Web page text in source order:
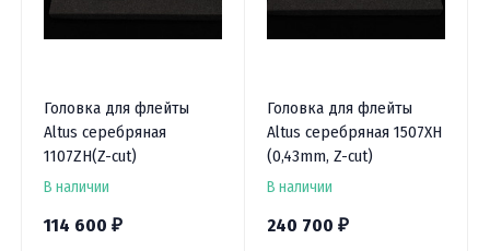
Головка для флейты
Altus серебряная
1107ZH(Z-cut)
В наличии
114 600 ₽
Головка для флейты
Altus серебряная 1507XH
(0,43mm, Z-cut)
В наличии
240 700 ₽